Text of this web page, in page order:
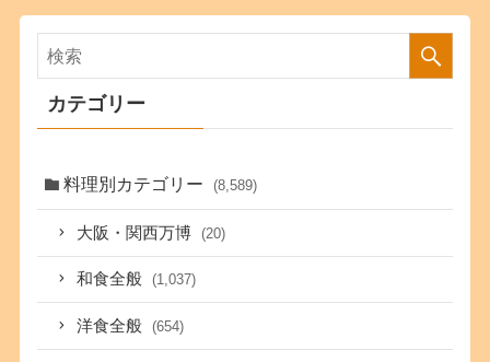
カテゴリー
料理別カテゴリー (8,589)
大阪・関西万博 (20)
和食全般 (1,037)
洋食全般 (654)